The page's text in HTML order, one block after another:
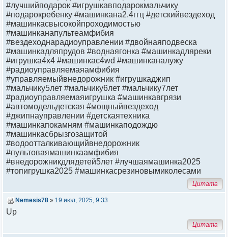
#лучшийподарок #игрушкавподарокмальчику
#подарокребенку #машинкана2.4ггц #детскийвездеход
#машинкасвысокойпроходимостью
#машинканапультеамфибия
#вездеходнарадиоуправлении #двойнаяподвеска
#машинкадляпрудов #воднаягонка #машинкадляреки
#игрушка4х4 #машинкас4wd #машинканалужу
#радиоуправляемаяамфибия
#управляемыйвнедорожник #игрушкаджип
#мальчику5лет #мальчику6лет #мальчику7лет
#радиоуправляемаяигрушка #машинкавгрязи
#автомодельдетская #мощныйвездеход
#джипнауправлении #детскаятехника
#машинкапокамням #машинкаподождю
#машинкасбрызгозащитой
#водоотталкивающийвнедорожник
#пультоваямашинкаамфибия
#внедорожникдлядетей5лет #лучшаямашинка2025
#топигрушка2025 #машинкасрезиновымиколесами
Цитата
Nemesis78 » 19 июл, 2025, 9:33
Up
Цитата